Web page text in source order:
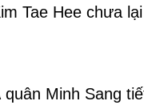
Tae Hee chưa
quân Minh Sang